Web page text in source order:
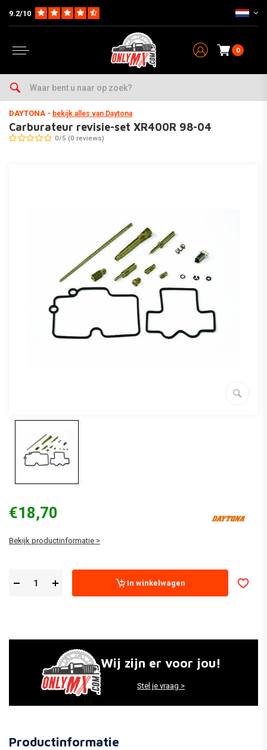
9.2/10
0
Home Carburateur & Toebehoren
DAYTONA - bekijk alles van Daytona
Carburateur revisie-set XR400R 98-04
0/5 (0 reviews)
€18,70
Bekijk productinformatie >
In winkelwagen
Wij zijn er voor jou!
Stel je vraag >
Productinformatie